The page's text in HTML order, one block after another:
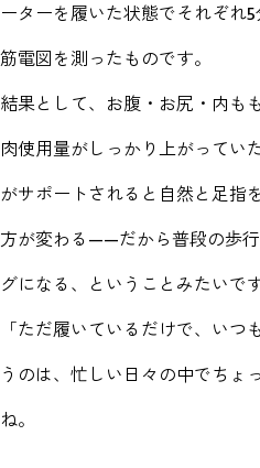
ーターを履いた状態でそれぞれ
筋電図を測ったものです。
結果として、お腹・お尻・内も
肉使用量がしっかり上がってい
がサポートされると自然と足指
方が変わる——だから普段の歩
グになる、ということみたいです
「ただ履いているだけで、いつ
うのは、忙しい日々の中でちょ
ね。